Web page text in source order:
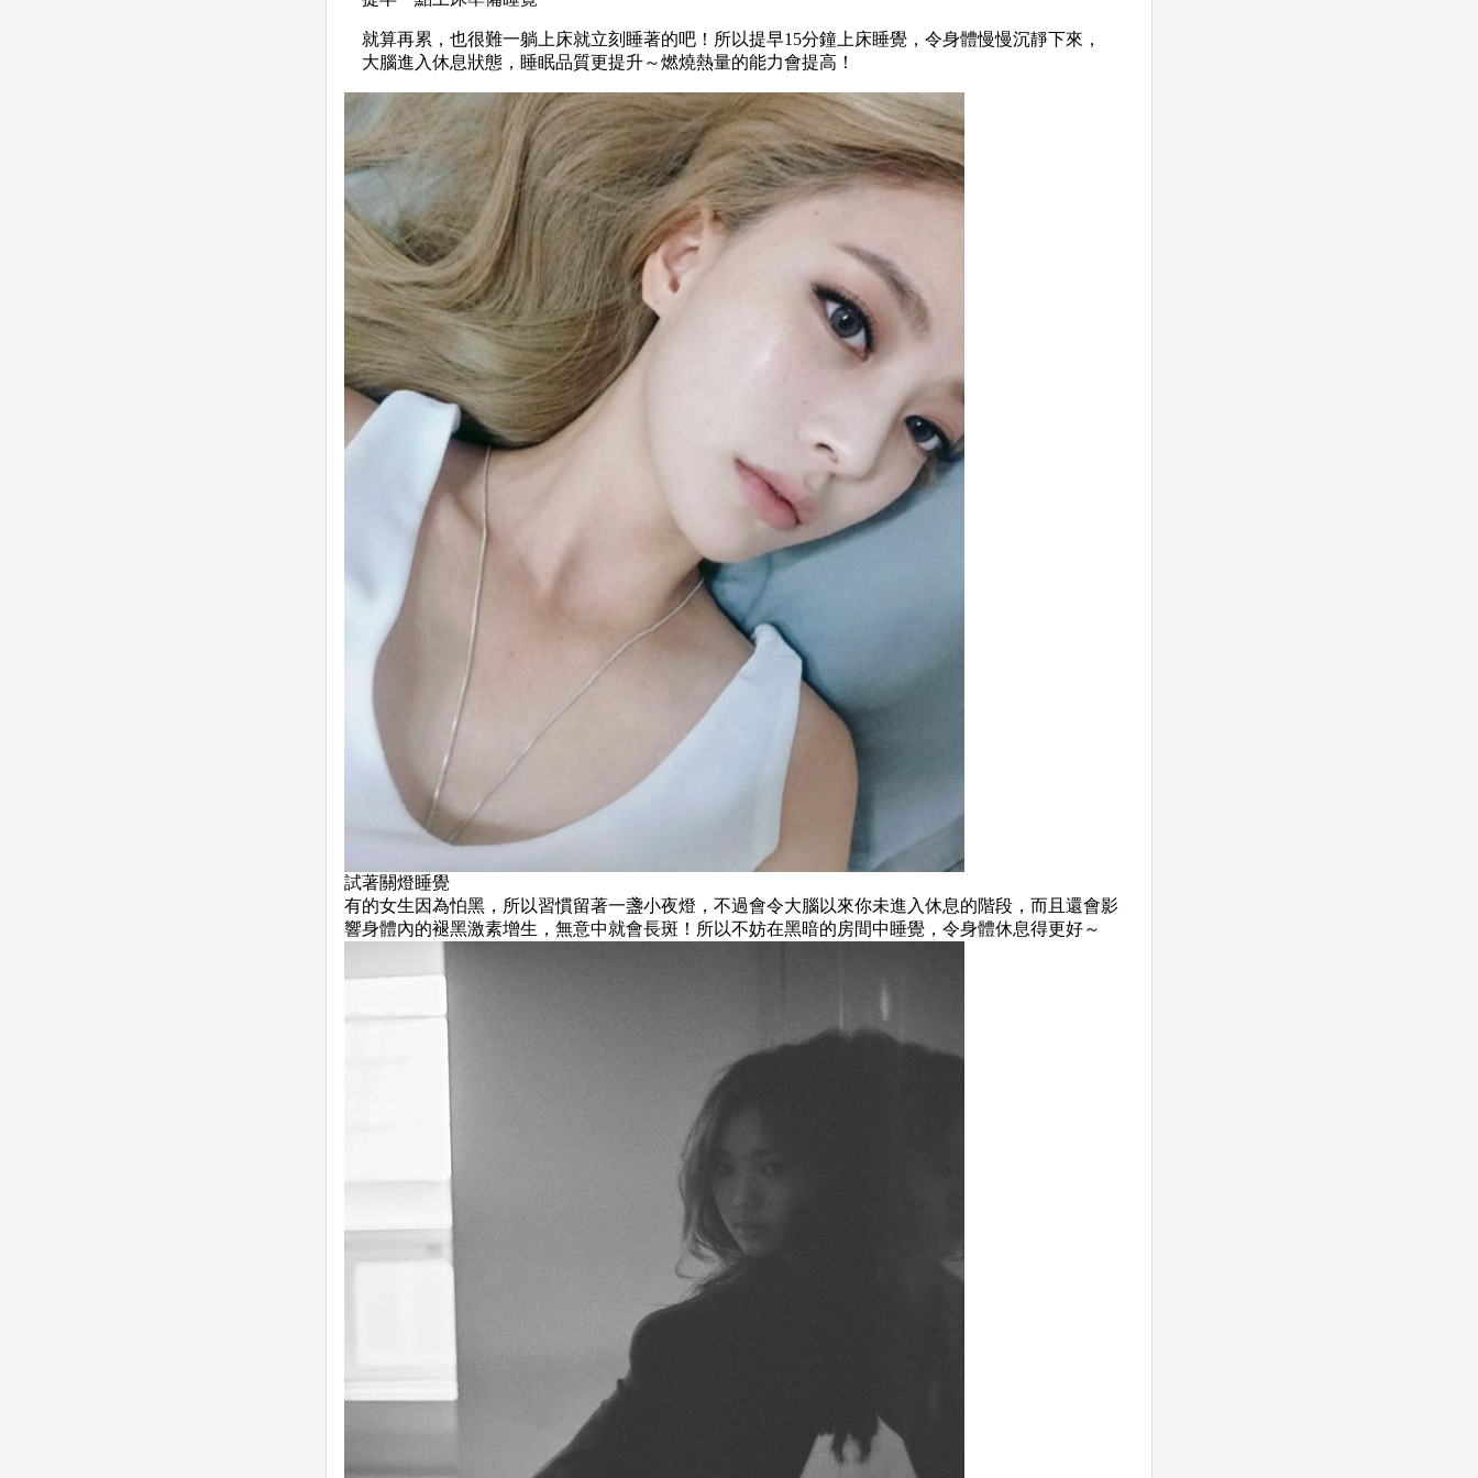
就算再累，也很難一躺上床就立刻睡著的吧！所以提早15分鐘上床睡覺，令身體慢慢沉靜下來，
大腦進入休息狀態，睡眠品質更提升～燃燒熱量的能力會提高！
試著關燈睡覺
有的女生因為怕黑，所以習慣留著一盞小夜燈，不過會令大腦以來你未進入休息的階段，而且還會影
響身體內的褪黑激素增生，無意中就會長斑！所以不妨在黑暗的房間中睡覺，令身體休息得更好～